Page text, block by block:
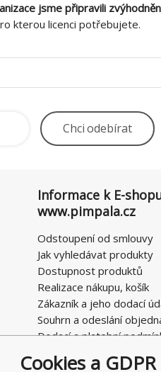
jsme připravili
kterou licenci potřebujete.
Chciodebírat
Informace k E-
www.pimpala.cz
Odstoupení od smlouvy
Jak vyhledávat produkty
Dostupnost produktů
Realizace nákupu, košík
Zákazník a jeho dodací
Souhrn a odeslání
Dodací a platební
Obchodní podmínky E-
Ochrana osobních údajů
Cookies a GDPR